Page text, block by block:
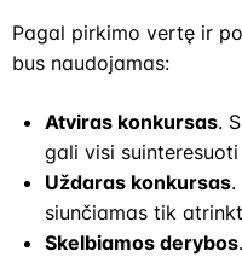
Pagal pirkimo vertę ir
bus naudojamas:
Atviras konkursas.
gali visi
Uždaras konkursas.
siunčiamas tik
Skelbiamos derybos